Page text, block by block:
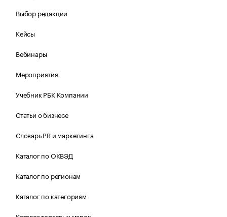
Выбор редакции
Кейсы
Вебинары
Мероприятия
Учебник РБК Компании
Статьи о бизнесе
Словарь PR и маркетинга
Каталог по ОКВЭД
Каталог по регионам
Каталог по категориям